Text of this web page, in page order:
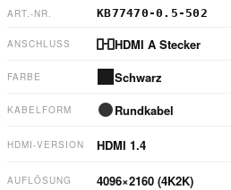
ART.-NR. KB77470-0.5-502
ANSCHLUSS HDMI A Stecker
FARBE Schwarz
KABELFORM Rundkabel
HDMI-VERSION HDMI 1.4
AUFLÖSUNG 4096×2160 (4K2K)